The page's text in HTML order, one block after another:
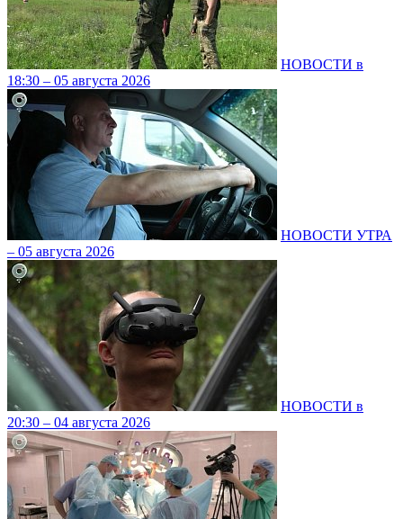
НОВОСТИ в
18:30 – 05 августа 2026
НОВОСТИ УТРА
– 05 августа 2026
НОВОСТИ в
20:30 – 04 августа 2026